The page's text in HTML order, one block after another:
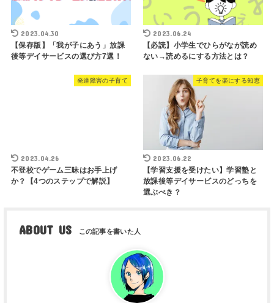
2023.04.30
【保存版】「我が子にあう」放課
後等デイサービスの選び方7選！
2023.06.24
【必読】小学生でひらがなが読め
ない→読めるにする方法とは？
発達障害の子育て
2023.04.26
不登校でゲーム三昧はお手上げ
か？【4つのステップで解説】
子育てを楽にする知恵
2023.06.22
【学習支援を受けたい】学習塾と
放課後等デイサービスのどっちを
選ぶべき？
ABOUT US